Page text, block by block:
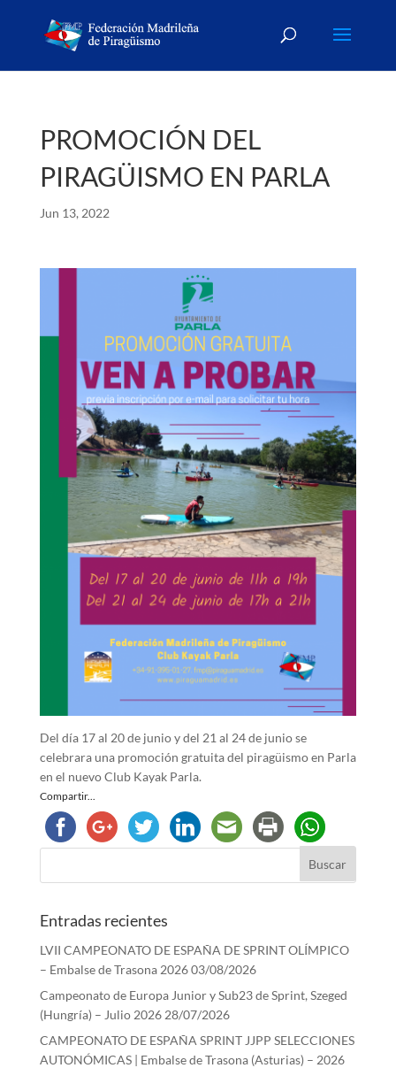
PROMOCIÓN DEL
PIRAGÜISMO EN PARLA
Jun 13, 2022
Del día 17 al 20 de junio y del 21 al 24 de junio se
celebrara una promoción gratuita del piragüismo en Parla
en el nuevo Club Kayak Parla.
Compartir...
Entradas recientes
LVII CAMPEONATO DE ESPAÑA DE SPRINT OLÍMPICO
– Embalse de Trasona 202603/08/2026
Campeonato de Europa Junior y Sub23 de Sprint, Szeged
(Hungría) – Julio 2026 28/07/2026
CAMPEONATO DE ESPAÑA SPRINT JJPP SELECCIONES
AUTONÓMICAS | Embalse de Trasona (Asturias) – 2026